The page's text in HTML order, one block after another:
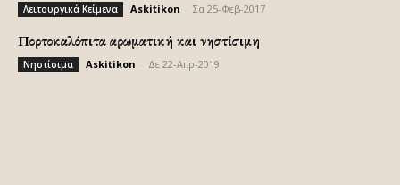
Λειτουργικά Κείμενα Askitikon Σα 25-Φεβ-2017
Πορτοκαλόπιτα αρωματική και νηστίσιμη
Νηστίσιμα Askitikon Δε 22-Απρ-2019